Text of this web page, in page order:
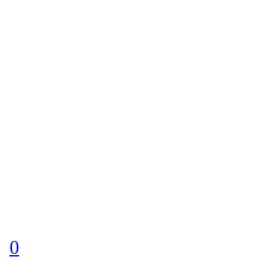
0